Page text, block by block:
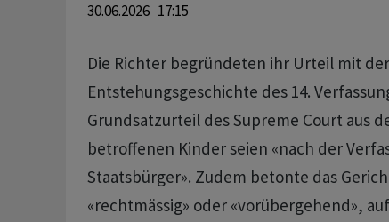
30.06.2026 17:15
Die Richter begründeten ihr Urteil mit der
Entstehungsgeschichte des 14.
Grundsatzurteil des Supreme Court aus
betroffenen Kinder seien «nach der
Staatsbürger». Zudem betonte das
«rechtmässig» oder «vorübergehend»,